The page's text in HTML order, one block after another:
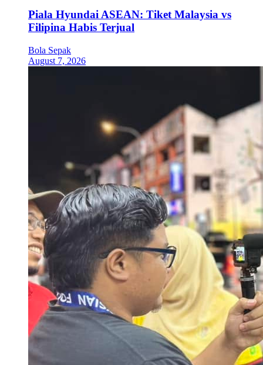
Piala Hyundai ASEAN: Tiket Malaysia vs
Filipina Habis Terjual
Bola Sepak
August 7, 2026